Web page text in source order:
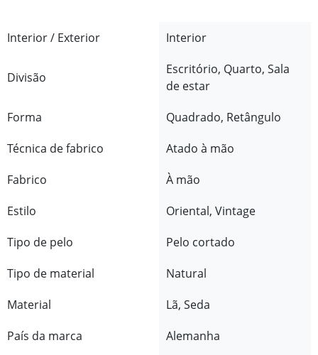
Interior / Exterior Interior
Divisão
Escritório, Quarto, Sala
de estar
Forma
Quadrado, Retângulo
Técnica de fabrico
Atado à mão
Fabrico
À mão
Estilo
Oriental, Vintage
Tipo de pelo
Pelo cortado
Tipo de material
Natural
Material
Lã, Seda
País da marca
Alemanha